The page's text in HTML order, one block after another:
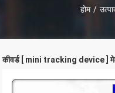
होम /
कीवर्ड [ mini tracking device ]